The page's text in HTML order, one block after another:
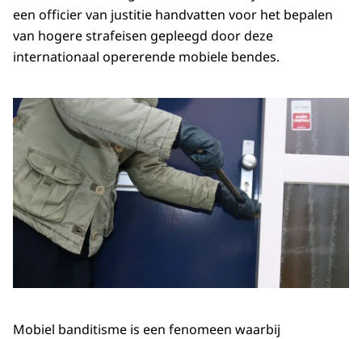
een officier van justitie handvatten voor het bepalen
van hogere strafeisen gepleegd door deze
internationaal opererende mobiele bendes.
Mobiel banditisme is een fenomeen waarbij